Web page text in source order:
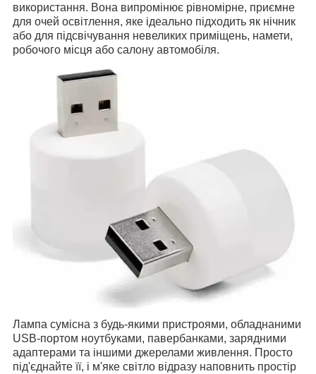
використання. Вона випромінює рівномірне, приємне
для очей освітлення, яке ідеально підходить як нічник
або для підсвічування невеликих приміщень, намети,
робочого місця або салону автомобіля.
Лампа сумісна з будь-якими пристроями, обладнаними
USB-портом ноутбуками, павербанками, зарядними
адаптерами та іншими джерелами живлення. Просто
під'єднайте її, і м'яке світло відразу наповнить простір